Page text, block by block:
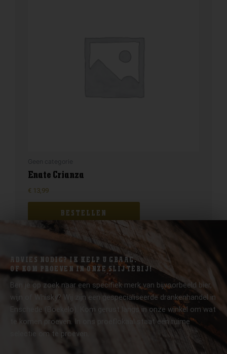
Enate Crianza
€ 13,99
BESTELLEN
ADVIES NODIG? IK HELP U GRAAG.
OF KOM PROEVEN IN ONZE SLIJTERIJ!
Ben je op zoek naar een specifiek merk van bijvoorbeeld bier,
wijn of Whisky? Wij zijn een gespecialiseerde drankenhandel in
Enschede (Boekelo). Kom gerust langs in onze winkel om wat
te komen proeven. In ons proeflokaal staat een ruime
selectie om te proeven.